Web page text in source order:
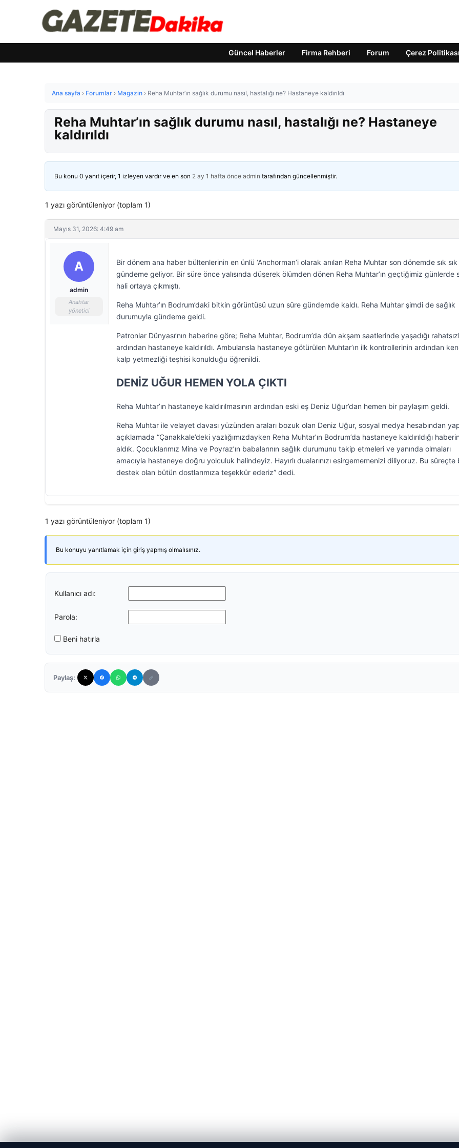
Güncel Haberler Firma Rehberi Forum Çerez Politikası
Ana sayfa › Forumlar › Magazin › Reha Muhtar’ın sağlık durumu nasıl, hastalığı ne? Hastaneye kaldırıldı
Reha Muhtar’ın sağlık durumu nasıl, hastalığı ne? Hastaneye
kaldırıldı
Bu konu 0 yanıt içerir, 1 izleyen vardır ve en son 2 ay 1 hafta önce admin tarafından güncellenmiştir.
1 yazı görüntüleniyor (toplam 1)
Mayıs 31, 2026: 4:49 am
A
admin
Anahtar
yönetici
Bir dönem ana haber bültenlerinin en ünlü ‘Anchorman’i olarak anılan Reha Muhtar son dönemde sık sık
gündeme geliyor. Bir süre önce yalısında düşerek ölümden dönen Reha Muhtar’ın geçtiğimiz günlerde
hali ortaya çıkmıştı.
Reha Muhtar’ın Bodrum’daki bitkin görüntüsü uzun süre gündemde kaldı. Reha Muhtar şimdi de sağlık
durumuyla gündeme geldi.
Patronlar Dünyası’nın haberine göre; Reha Muhtar, Bodrum’da dün akşam saatlerinde yaşadığı
ardından hastaneye kaldırıldı. Ambulansla hastaneye götürülen Muhtar’ın ilk kontrollerinin ardından
kalp yetmezliği teşhisi konulduğu öğrenildi.
DENİZ UĞUR HEMEN YOLA ÇIKTI
Reha Muhtar’ın hastaneye kaldırılmasının ardından eski eş Deniz Uğur’dan hemen bir paylaşım geldi.
Reha Muhtar ile velayet davası yüzünden araları bozuk olan Deniz Uğur, sosyal medya hesabından
açıklamada “Çanakkale’deki yazlığımızdayken Reha Muhtar’ın Bodrum’da hastaneye kaldırıldığı
aldık. Çocuklarımız Mina ve Poyraz’ın babalarının sağlık durumunu takip etmeleri ve yanında olmaları
amacıyla hastaneye doğru yolculuk halindeyiz. Hayırlı dualarınızı esirgememenizi diliyoruz. Bu süreçte
destek olan bütün dostlarımıza teşekkür ederiz” dedi.
1 yazı görüntüleniyor (toplam 1)
Bu konuyu yanıtlamak için giriş yapmış olmalısınız.
Kullanıcı adı:
Parola:
Beni hatırla
Paylaş: